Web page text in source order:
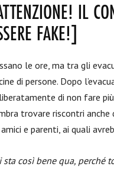
IL
FAKE!]
le ore, ma tra gli
di persone. Dopo
di non fare
trovare riscontri
e parenti, ai quali
sta così bene qua, perché